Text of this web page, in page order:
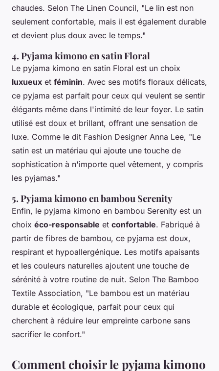
chaudes. Selon The Linen Council, "Le lin est non
seulement confortable, mais il est également durable
et devient plus doux avec le temps."
4. Pyjama kimono en satin Floral
Le pyjama kimono en satin Floral est un choix
luxueux et féminin. Avec ses motifs floraux délicats,
ce pyjama est parfait pour ceux qui veulent se sentir
élégants même dans l'intimité de leur foyer. Le satin
utilisé est doux et brillant, offrant une sensation de
luxe. Comme le dit Fashion Designer Anna Lee, "Le
satin est un matériau qui ajoute une touche de
sophistication à n'importe quel vêtement, y compris
les pyjamas."
5. Pyjama kimono en bambou Serenity
Enfin, le pyjama kimono en bambou Serenity est un
choix éco-responsable et confortable. Fabriqué à
partir de fibres de bambou, ce pyjama est doux,
respirant et hypoallergénique. Les motifs apaisants
et les couleurs naturelles ajoutent une touche de
sérénité à votre routine de nuit. Selon The Bamboo
Textile Association, "Le bambou est un matériau
durable et écologique, parfait pour ceux qui
cherchent à réduire leur empreinte carbone sans
sacrifier le confort."
Comment choisir le pyjama kimono